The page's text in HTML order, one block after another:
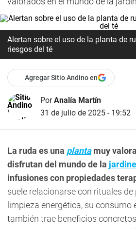
Alertan sobre el uso de la planta de
riesgos del té
Agregar Sitio Andino en
PorAnalía Martín
31 de julio de 2025 - 19:52
La ruda es una plantamuy
disfrutan del mundo de la
infusiones con propiedades
suele relacionarse con rituales
limpieza energética, su consumo
también trae beneficios